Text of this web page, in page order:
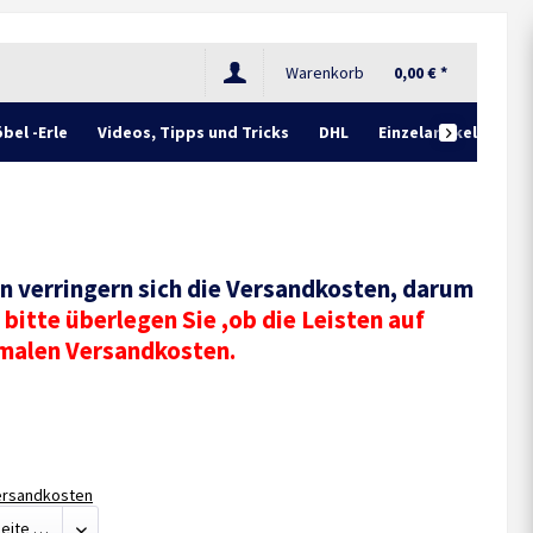
Warenkorb 0,00 € *
-Erle Videos, Tipps und Tricks DHL Einzelartikel

sich die Versandkosten, darum
überlegen Sie ,ob die Leisten auf
Versandkosten.